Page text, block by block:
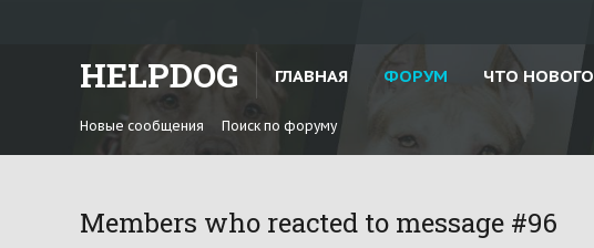
HELPDOG ГЛАВНАЯ ФОРУМ ЧТО НОВОГО
Новые сообщения Поиск по форуму
Members who reacted to message #96